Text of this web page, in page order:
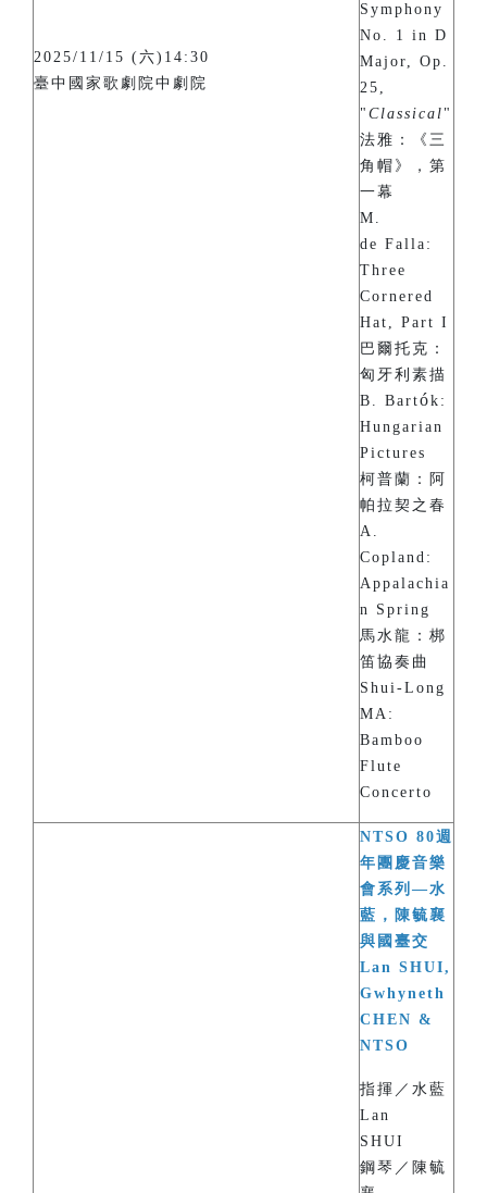
2025/11/15 (六)14:30
臺中國家歌劇院中劇院
Symphony
No. 1 in D
Major, Op.
25,
" Classical "
法雅：《三
角帽》，第
一幕
M.
de Falla:
Three
Cornered
Hat, Part I
巴爾托克：
匈牙利素描
B. Bartók:
Hungarian
Pictures
柯普蘭：阿
帕拉契之春
A.
Copland:
Appalachia
n Spring
馬水龍：梆
笛協奏曲
Shui-Long
MA:
Bamboo
Flute
Concerto
NTSO 80週
年團慶音樂
會系列—水
藍，陳毓襄
與國臺交
Lan SHUI,
Gwhyneth
CHEN &
NTSO
指揮／水藍
Lan
SHUI
鋼琴／陳毓